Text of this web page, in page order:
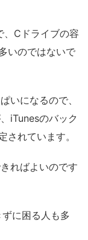
、Cドライブの容
いのではないで
いになるので、
iTunesのバック
されています。
ればよいのです
に困る人も多